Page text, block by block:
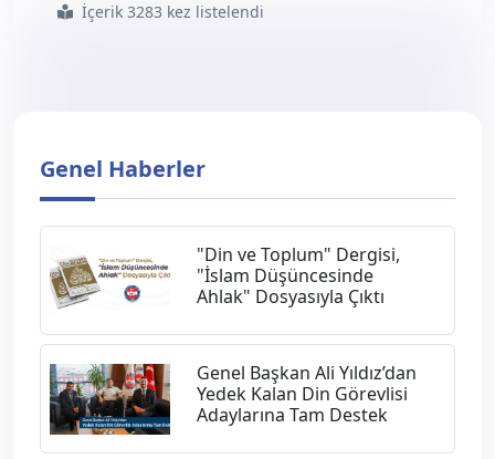
#dönem
#toplu
#sözleşme
#görüşmeleri
#başladıİçerik 3283 kez listelendi
Genel Haberler
"Din ve Toplum" Dergisi,
"İslam Düşüncesinde
Ahlak" Dosyasıyla Çıktı
Genel Başkan Ali Yıldız’dan
Yedek Kalan Din Görevlisi
Adaylarına Tam Destek